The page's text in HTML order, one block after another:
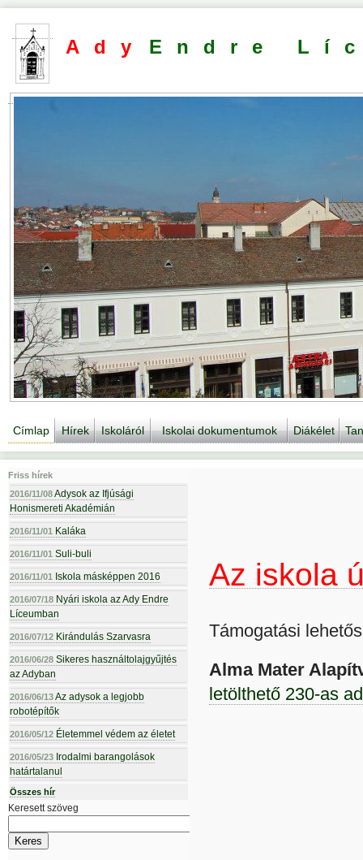
Ady Endre
Címlap Hírek Iskoláról Iskolai dokumentumok Diákélet
Friss hírek
2016/11/08Adysok az Ifjúsági
Honismereti Akadémián
2016/11/01 Kaláka
2016/11/01 Suli-buli
2016/11/01 Iskola másképpen 2016
2016/07/18 Nyári iskola az Ady Endre
Líceumban
2016/07/12 Kirándulás Szarvasra
2016/06/28 Sikeres használtolajgyűjtés
az Adyban
2016/06/13Az adysok a legjobb
robotépítők
2016/05/12 Életemmel védem az életet
2016/05/23 Irodalmi barangolások
határtalanul
Összes hír
Keresett szöveg
Az iskola
Támogatási
Alma Mater
letölthető 230-as